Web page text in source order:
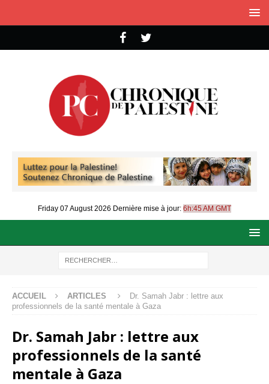
Friday 07 August 2026 Dernière mise à jour: 6h:45 AM GMT
ACCUEIL ARTICLES
Dr. Samah Jabr : lettre aux
professionnels de la santé mentale à Gaza
Dr. Samah Jabr : lettre aux
professionnels de la santé
mentale à Gaza